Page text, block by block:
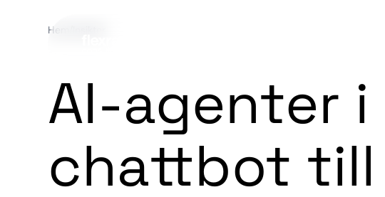
Hem
AI-agenter
chattbot till